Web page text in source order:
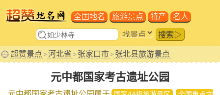
全国地名 旅游景点 特产 名人
搜索▷
超赞景点>河北省>张家口市>张北县旅游景点
元中都国家考古遗址公园